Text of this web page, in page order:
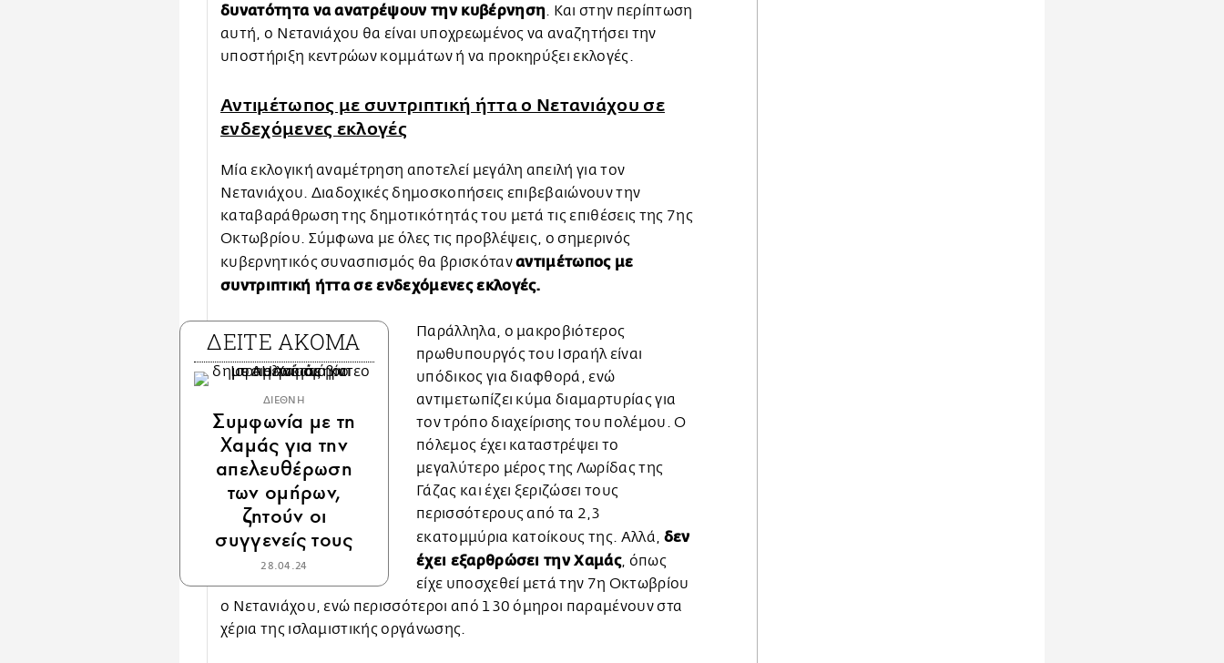
δυνατότητα να ανατρέψουν την κυβέρνηση . Και στην περίπτωση
αυτή, ο Νετανιάχου θα είναι υποχρεωμένος να αναζητήσει την
υποστήριξη κεντρώων κομμάτων ή να προκηρύξει εκλογές.
Αντιμέτωπος με συντριπτική ήττα ο Νετανιάχου σε
ενδεχόμενες εκλογές
Μία εκλογική αναμέτρηση αποτελεί μεγάλη απειλή για τον
Νετανιάχου. Διαδοχικές δημοσκοπήσεις επιβεβαιώνουν την
καταβαράθρωση της δημοτικότητάς του μετά τις επιθέσεις της 7ης
Οκτωβρίου. Σύμφωνα με όλες τις προβλέψεις, ο σημερινός
κυβερνητικός συνασπισμός θα βρισκόταναντιμέτωπος με
συντριπτική ήττα σε ενδεχόμενες εκλογές.
ΔΕΙΤΕ ΑΚΟΜΑ
ΔΙΕΘΝΗ
Συμφωνία με τη
Χαμάς για την
απελευθέρωση
των ομήρων,
ζητούν οι
συγγενείς τους
28.04.24
Παράλληλα, ο μακροβιότερος
πρωθυπουργός του Ισραήλ είναι
υπόδικος για διαφθορά, ενώ
αντιμετωπίζει κύμα διαμαρτυρίας για
τον τρόπο διαχείρισης του πολέμου. Ο
πόλεμος έχει καταστρέψει το
μεγαλύτερο μέρος της Λωρίδας της
Γάζας και έχει ξεριζώσει τους
περισσότερους από τα 2,3
εκατομμύρια κατοίκους της. Αλλά, δεν
έχει εξαρθρώσει την Χαμάς, όπως
είχε υποσχεθεί μετά την 7η Οκτωβρίου
ο Νετανιάχου, ενώ περισσότεροι από 130 όμηροι παραμένουν στα
χέρια της ισλαμιστικής οργάνωσης.